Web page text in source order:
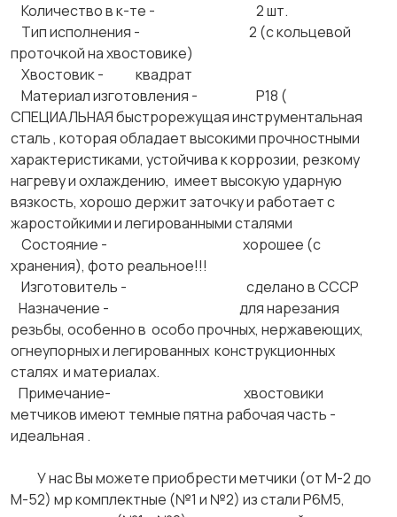
Количество в к-те - 2 шт.
Тип исполнения - 2 (с кольцевой
проточкой на хвостовике)
Хвостовик - квадрат
Материал изготовления - Р18 (
СПЕЦИАЛЬНАЯ быстрорежущая инструментальная
сталь , которая обладает высокими прочностными
характеристиками, устойчива к коррозии, резкому
нагреву и охлаждению, имеет высокую ударную
вязкость, хорошо держит заточку и работает с
жаростойкими и легированными сталями
Состояние - хорошее (с
хранения), фото реальное!!!
Изготовитель - сделано в СССР
Назначение - для нарезания
резьбы, особенно в особо прочных, нержавеющих,
огнеупорных и легированных конструкционных
сталях и материалах.
Примечание- хвостовики
метчиков имеют темные пятна рабочая часть -
идеальная .
У нас Вы можете приобрести метчики (от М-2 до
М-52) мр комплектные (№1 и №2) из стали Р6М5,